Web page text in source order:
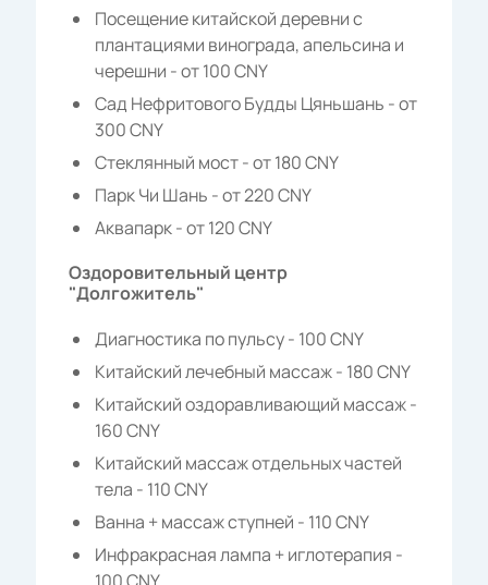
Посещение китайской деревни с
плантациями винограда, апельсина и
черешни - от 100 CNY
Сад Нефритового Будды Цяньшань - от
300 CNY
Стеклянный мост - от 180 CNY
Парк Чи Шань - от 220 CNY
Аквапарк - от 120 CNY
Оздоровительный центр
"Долгожитель"
Диагностика по пульсу - 100 CNY
Китайский лечебный массаж - 180 CNY
Китайский оздоравливающий массаж -
160 CNY
Китайский массаж отдельных частей
тела - 110 CNY
Ванна + массаж ступней - 110 CNY
Инфракрасная лампа + иглотерапия -
100 CNY